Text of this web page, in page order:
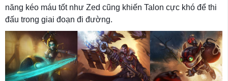
năng kéo máu tốt như Zed cũng khiến Talon cực khó để thi
đấu trong giai đoạn đi đường.